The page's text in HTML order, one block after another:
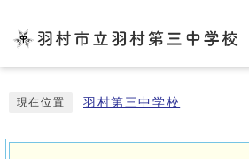
現在位置 羽村第三中学校